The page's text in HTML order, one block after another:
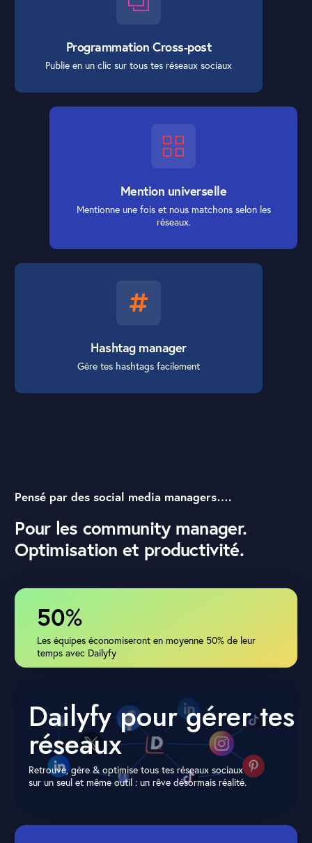
Programmation Cross-post
Publie en un clic sur tous tes réseaux sociaux
Mention universelle
Mentionne une fois et nous matchons selon les
réseaux.
Hashtag manager
Gère tes hashtags facilement
Pensé par des social media managers….
Pour les community manager.
Optimisation et productivité.
50%
Les équipes économiseront en moyenne 50% de leur
temps avec Dailyfy
Dailyfy pour gérer tes
réseaux
Retrouve, gère & optimise tous tes réseaux sociaux
sur un seul et même outil : un rêve désormais réalité.